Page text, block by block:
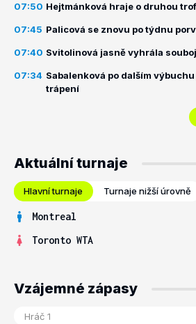
07:50 Hejtmánková hraje o druhou
07:45 Palicová se znovu po týdnu
07:40 Svitolinová jasně vyhrála
07:34 Sabalenková po dalším
trápení
Aktuální turnaje
Hlavní turnaje Turnaje nižší úrovně
Montreal
Toronto WTA
Vzájemné zápasy